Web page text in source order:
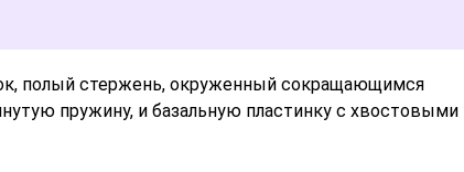
полый стержень, окруженный сокращающимся
пружину, и базальную пластинку с хвостовыми